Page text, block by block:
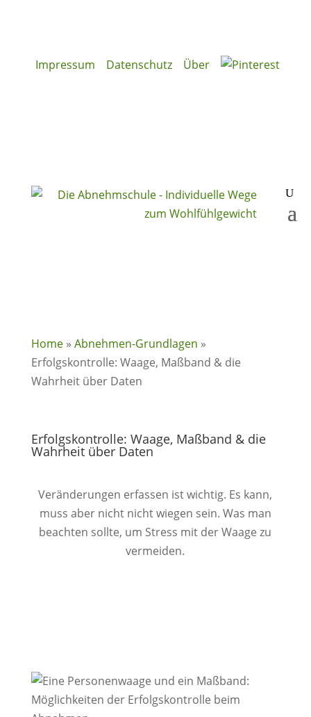
Impressum Datenschutz Über
Home» Abnehmen-Grundlagen »
Erfolgskontrolle: Waage, Maßband & die
Wahrheit über Daten
Erfolgskontrolle: Waage, Maßband & die
Wahrheit über Daten
Veränderungen erfassen ist wichtig. Es kann,
muss aber nicht nicht wiegen sein. Was man
beachten sollte, um Stress mit der Waage zu
vermeiden.